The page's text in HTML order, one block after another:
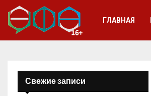
ГЛАВНАЯ
Свежие записи